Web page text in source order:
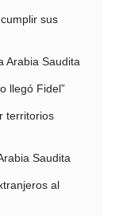
sus
Arabia Saudita
llegó Fidel”
territorios
Saudita
al